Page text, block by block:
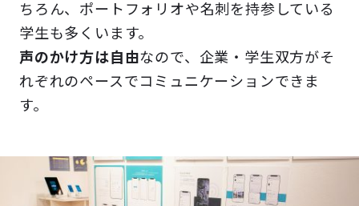
ちろん、ポートフォリオや名刺を持参している
学生も多くいます。
声のかけ方は自由なので、企業・学生双方がそ
れぞれのペースでコミュニケーションできま
す。